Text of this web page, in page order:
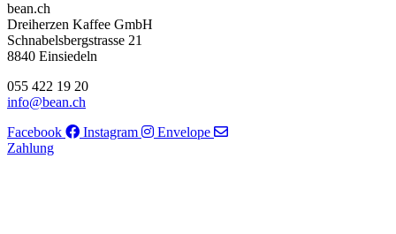
bean.ch
Dreiherzen Kaffee GmbH
Schnabelsbergstrasse 21
8840 Einsiedeln
055 422 19 20
info@bean.ch
Facebook
Instagram
Envelope
Zahlung